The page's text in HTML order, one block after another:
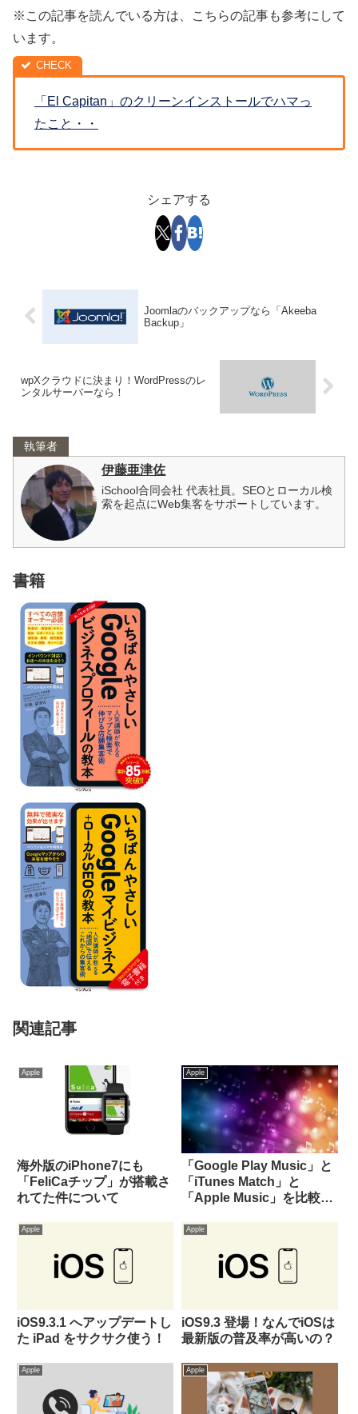
※この記事を読んでいる方は、こちらの記事も参考にして
います。
「El Capitan‎」のクリーンインストールでハマっ
たこと・・
シェアする
Joomlaのバックアップなら「Akeeba
Backup」
wpXクラウドに決まり！WordPressのレ
ンタルサーバーなら！
執筆者
伊藤亜津佐
iSchool合同会社 代表社員。SEOとローカル検
索を起点にWeb集客をサポートしています。
書籍
関連記事
Apple
海外版のiPhone7にも
「FeliCaチップ」が搭載さ
れてた件について
Apple
「Google Play Music」と
「iTunes Match」と
「Apple Music」を比較し
Apple
iOS9.3.1 へアップデートし
た iPad をサクサク使う！
Apple
iOS9.3 登場！なんでiOSは
最新版の普及率が高いの？
Apple Apple